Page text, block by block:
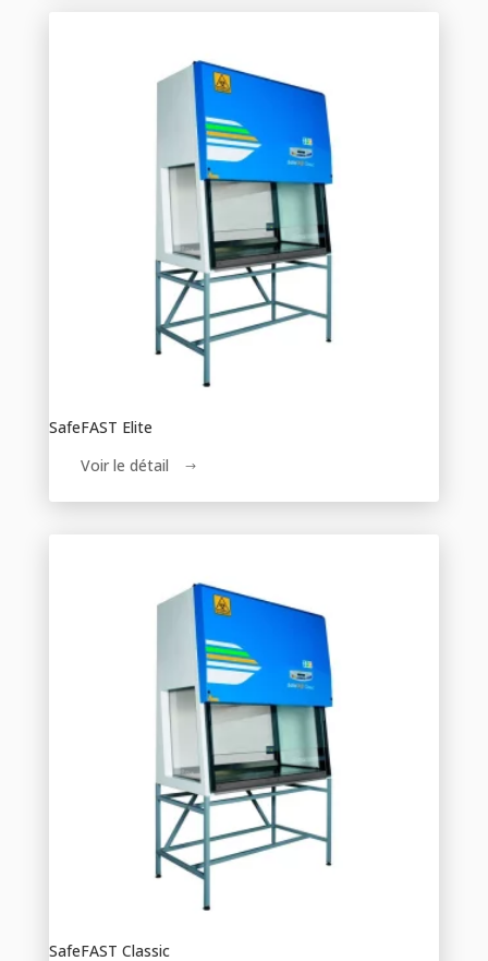
SafeFAST Elite
Voir le détail
$
SafeFAST Classic